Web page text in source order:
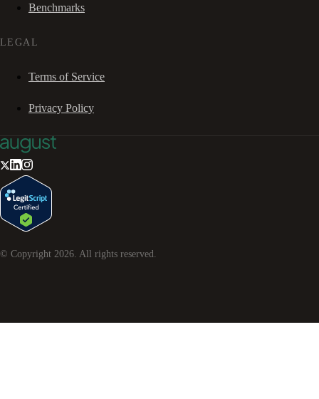
Benchmarks
LEGAL
Terms of Service
Privacy Policy
© Copyright 2026. All rights reserved.